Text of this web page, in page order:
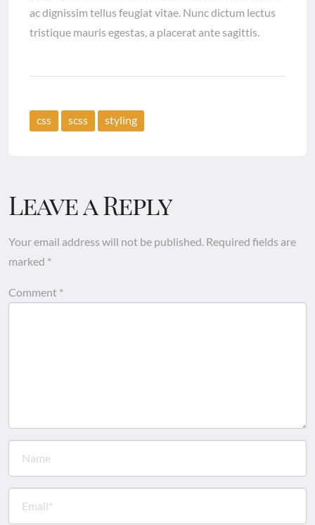
ac dignissim tellus feugiat vitae. Nunc dictum lectus
tristique mauris egestas, a placerat ante sagittis.
css scss styling
Leave a Reply
Your email address will not be published. Required fields are
marked *
Comment *